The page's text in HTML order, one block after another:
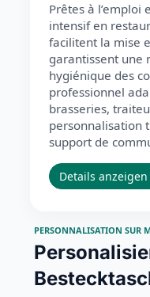
Prêtes à l’emploi
intensif en
facilitent la mise
garantissent une
hygiénique des
professionnel
brasseries,
personnalisation
support de
Details anzeigen
PERSONNALISATION SUR